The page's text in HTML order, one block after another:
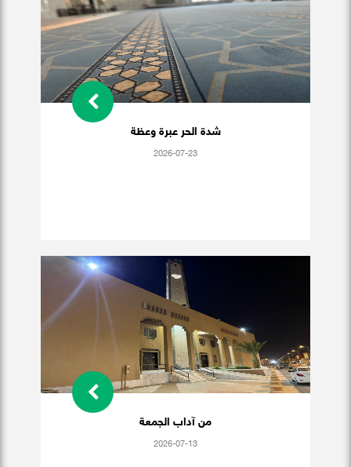
شدة الحر عبرة وعظة
2026-07-23
من آداب الجمعة
2026-07-13